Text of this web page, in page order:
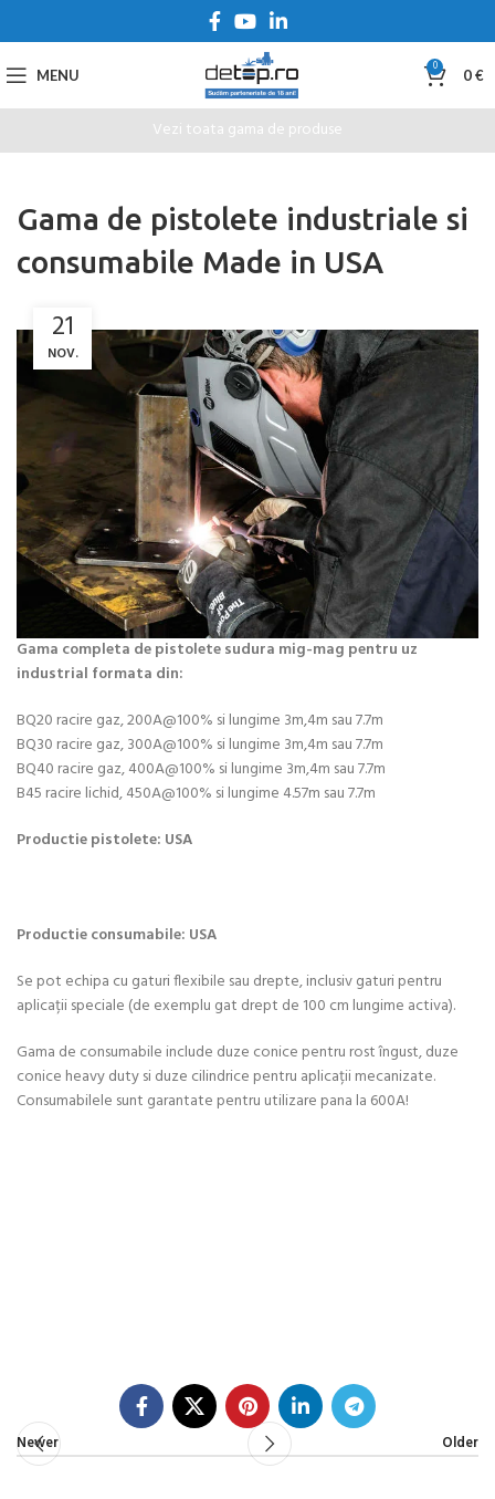
MENU 0 0€
Vezi toata gama de produse
Gama de pistolete industriale si
consumabile Made in USA
21
NOV.
Gama completa de pistolete sudura mig-mag pentru uz
industrial formata din:
BQ20 racire gaz, 200A@100% si lungime 3m,4m sau 7.7m
BQ30 racire gaz, 300A@100% si lungime 3m,4m sau 7.7m
BQ40 racire gaz, 400A@100% si lungime 3m,4m sau 7.7m
B45 racire lichid, 450A@100% si lungime 4.57m sau 7.7m
Productie pistolete: USA
Productie consumabile: USA
Se pot echipa cu gaturi flexibile sau drepte, inclusiv gaturi pentru
aplicații speciale (de exemplu gat drept de 100 cm lungime activa).
Gama de consumabile include duze conice pentru rost îngust, duze
conice heavy duty si duze cilindrice pentru aplicații mecanizate.
Consumabilele sunt garantate pentru utilizare pana la 600A!
Newer Older